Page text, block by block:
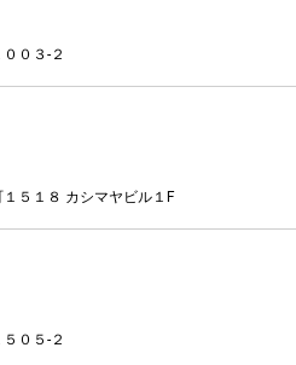
０３-２
５１８ カシマヤビル１F
０５-２